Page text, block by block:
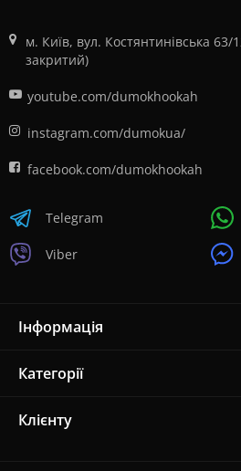
м. Київ, вул. Костянтинівська
закритий)
youtube.com/dumokhookah
instagram.com/dumokua/
facebook.com/dumokhookah
Telegram
Viber
Інформація
Категорії
Клієнту